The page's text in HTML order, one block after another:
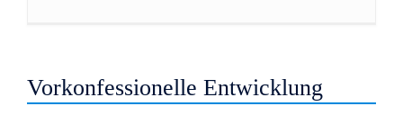
Vorkonfessionelle Entwicklung